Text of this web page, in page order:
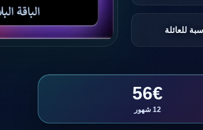
للعائلة
56€
12 شهور